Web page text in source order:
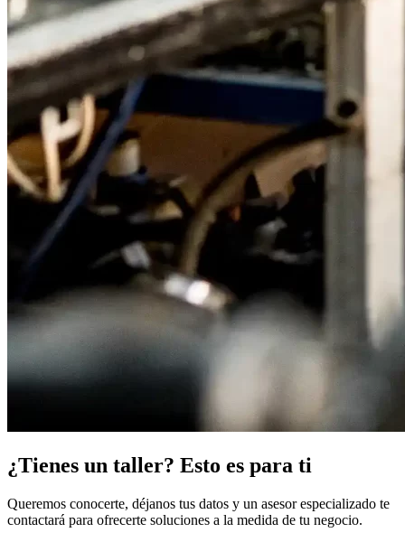
¿Tienes un taller? Esto es para ti
Queremos conocerte, déjanos tus datos y un asesor especializado te
contactará para ofrecerte soluciones a la medida de tu negocio.